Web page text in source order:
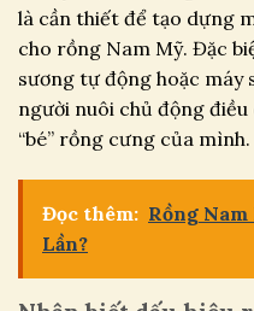
là cần thiết để tạo dựng
cho rồng Nam Mỹ. Đặc
sương tự động hoặc máy
người nuôi chủ động
“bé” rồng cưng của mình.
Đọc thêm: Rồng
Lần?